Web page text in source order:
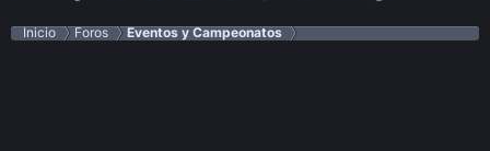
Inicio Foros Eventos y Campeonatos